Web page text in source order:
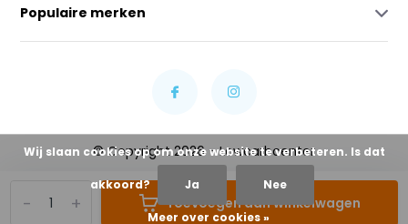
+
- Toevoegen aan winkelwagen
Populaire merken
© Copyright 2026 - Lowcarbcenter
Wij slaan cookies op om onze website te verbeteren. Is dat
akkoord? Ja Nee
Meer over cookies »